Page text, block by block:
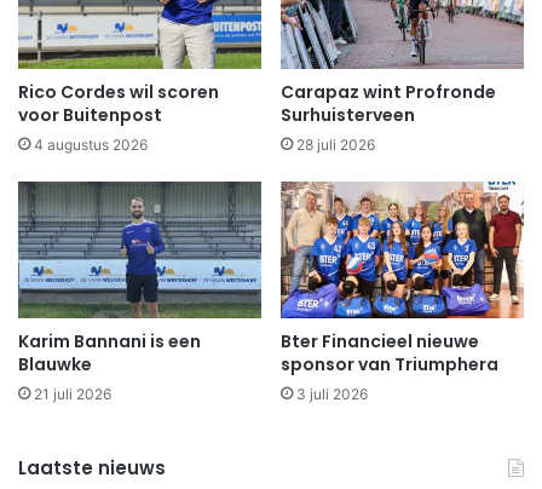
Rico Cordes wil scoren
voor Buitenpost
4 augustus 2026
Carapaz wint Profronde
Surhuisterveen
28 juli 2026
Karim Bannani is een
Blauwke
21 juli 2026
Bter Financieel nieuwe
sponsor van Triumphera
3 juli 2026
Laatste nieuws